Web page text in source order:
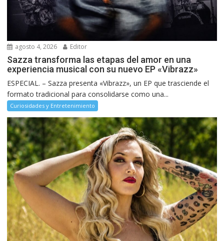
agosto 4, 2026 Editor
Sazza transforma las etapas del amor en una
experiencia musical con su nuevo EP «Vibrazz»
ESPECIAL. – Sazza presenta «Vibrazz», un EP que trasciende el
formato tradicional para consolidarse como una...
Curiosidades y Entretenimiento